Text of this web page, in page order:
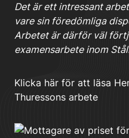
Det är ett intressant
vare sin föredömliga
Arbetet är därför väl
examensarbete inom
Klicka här för att läsa
Thuressons arbete